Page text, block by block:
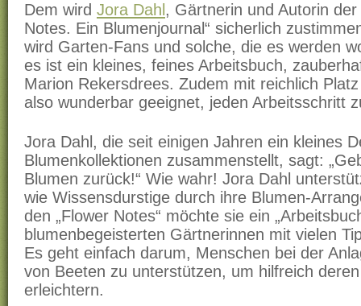
Dem wird Jora Dahl , Gärtnerin und Autorin
Notes. Ein Blumenjournal“ sicherlich
wird Garten-Fans und solche, die es werden
es ist ein kleines, feines Arbeitsbuch,
Marion Rekersdrees. Zudem mit reichlich
also wunderbar geeignet, jeden Arbeitsschritt
Jora Dahl, die seit einigen Jahren ein kleines
Blumenkollektionen zusammenstellt, sagt:
Blumen zurück!“ Wie wahr! Jora Dahl
wie Wissensdurstige durch ihre Blumen-
den „Flower Notes“ möchte sie ein
blumenbegeisterten Gärtnerinnen mit vielen
Es geht einfach darum, Menschen bei der
von Beeten zu unterstützen, um hilfreich
erleichtern.